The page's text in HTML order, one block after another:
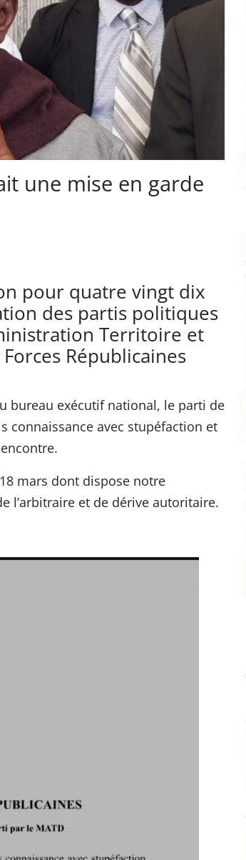
une mise en garde
pour quatre vingt dix
des partis politiques
Territoire et
Républicaines
bureau exécutif national, le parti de
connaissance avec stupéfaction et
mars dont dispose notre
l’arbitraire et de dérive autoritaire.